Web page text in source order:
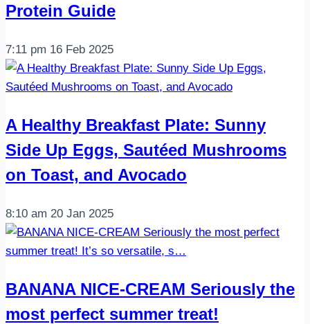
Protein Guide
7:11 pm 16 Feb 2025
A Healthy Breakfast Plate: Sunny
Side Up Eggs, Sautéed Mushrooms
on Toast, and Avocado
8:10 am 20 Jan 2025
BANANA NICE-CREAM Seriously the
most perfect summer treat!